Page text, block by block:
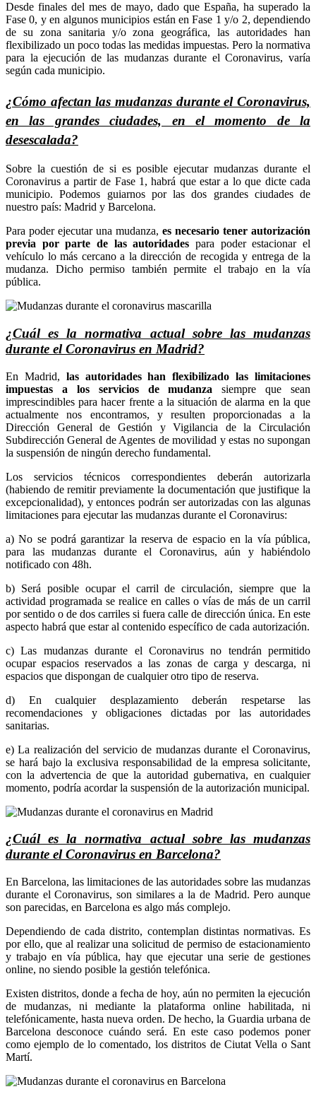
Desde finales del mes de mayo, dado que España, ha superado la
Fase 0, y en algunos municipios están en Fase 1 y/o 2, dependiendo
de su zona sanitaria y/o zona geográfica, las autoridades han
flexibilizado un poco todas las medidas impuestas. Pero la normativa
para la ejecución de las mudanzas durante el Coronavirus, varía
según cada municipio.
¿Cómo afectan las mudanzas durante el Coronavirus,
en las grandes ciudades, en el momento de la
desescalada?
Sobre la cuestión de si es posible ejecutar mudanzas durante el
Coronavirus a partir de Fase 1, habrá que estar a lo que dicte cada
municipio. Podemos guiarnos por las dos grandes ciudades de
nuestro país: Madrid y Barcelona.
Para poder ejecutar una mudanza, es necesario tener autorización
previa por parte de las autoridades para poder estacionar el
vehículo lo más cercano a la dirección de recogida y entrega de la
mudanza. Dicho permiso también permite el trabajo en la vía
pública.
¿Cuál es la normativa actual sobre las mudanzas
durante el Coronavirus en Madrid?
En Madrid, las autoridades han flexibilizado las limitaciones
impuestas a los servicios de mudanza siempre que sean
imprescindibles para hacer frente a la situación de alarma en la que
actualmente nos encontramos, y resulten proporcionadas a la
Dirección General de Gestión y Vigilancia de la Circulación
Subdirección General de Agentes de movilidad y estas no supongan
la suspensión de ningún derecho fundamental.
Los servicios técnicos correspondientes deberán autorizarla
(habiendo de remitir previamente la documentación que justifique la
excepcionalidad), y entonces podrán ser autorizadas con las algunas
limitaciones para ejecutar las mudanzas durante el Coronavirus:
a) No se podrá garantizar la reserva de espacio en la vía pública,
para las mudanzas durante el Coronavirus, aún y habiéndolo
notificado con 48h.
b) Será posible ocupar el carril de circulación, siempre que la
actividad programada se realice en calles o vías de más de un carril
por sentido o de dos carriles si fuera calle de dirección única. En este
aspecto habrá que estar al contenido específico de cada autorización.
c) Las mudanzas durante el Coronavirus no tendrán permitido
ocupar espacios reservados a las zonas de carga y descarga, ni
espacios que dispongan de cualquier otro tipo de reserva.
d) En cualquier desplazamiento deberán respetarse las
recomendaciones y obligaciones dictadas por las autoridades
sanitarias.
e) La realización del servicio de mudanzas durante el Coronavirus,
se hará bajo la exclusiva responsabilidad de la empresa solicitante,
con la advertencia de que la autoridad gubernativa, en cualquier
momento, podría acordar la suspensión de la autorización municipal.
¿Cuál es la normativa actual sobre las mudanzas
durante el Coronavirus en Barcelona?
En Barcelona, las limitaciones de las autoridades sobre las mudanzas
durante el Coronavirus, son similares a la de Madrid. Pero aunque
son parecidas, en Barcelona es algo más complejo.
Dependiendo de cada distrito, contemplan distintas normativas. Es
por ello, que al realizar una solicitud de permiso de estacionamiento
y trabajo en vía pública, hay que ejecutar una serie de gestiones
online, no siendo posible la gestión telefónica.
Existen distritos, donde a fecha de hoy, aún no permiten la ejecución
de mudanzas, ni mediante la plataforma online habilitada, ni
telefónicamente, hasta nueva orden. De hecho, la Guardia urbana de
Barcelona desconoce cuándo será. En este caso podemos poner
como ejemplo de lo comentado, los distritos de Ciutat Vella o Sant
Martí.